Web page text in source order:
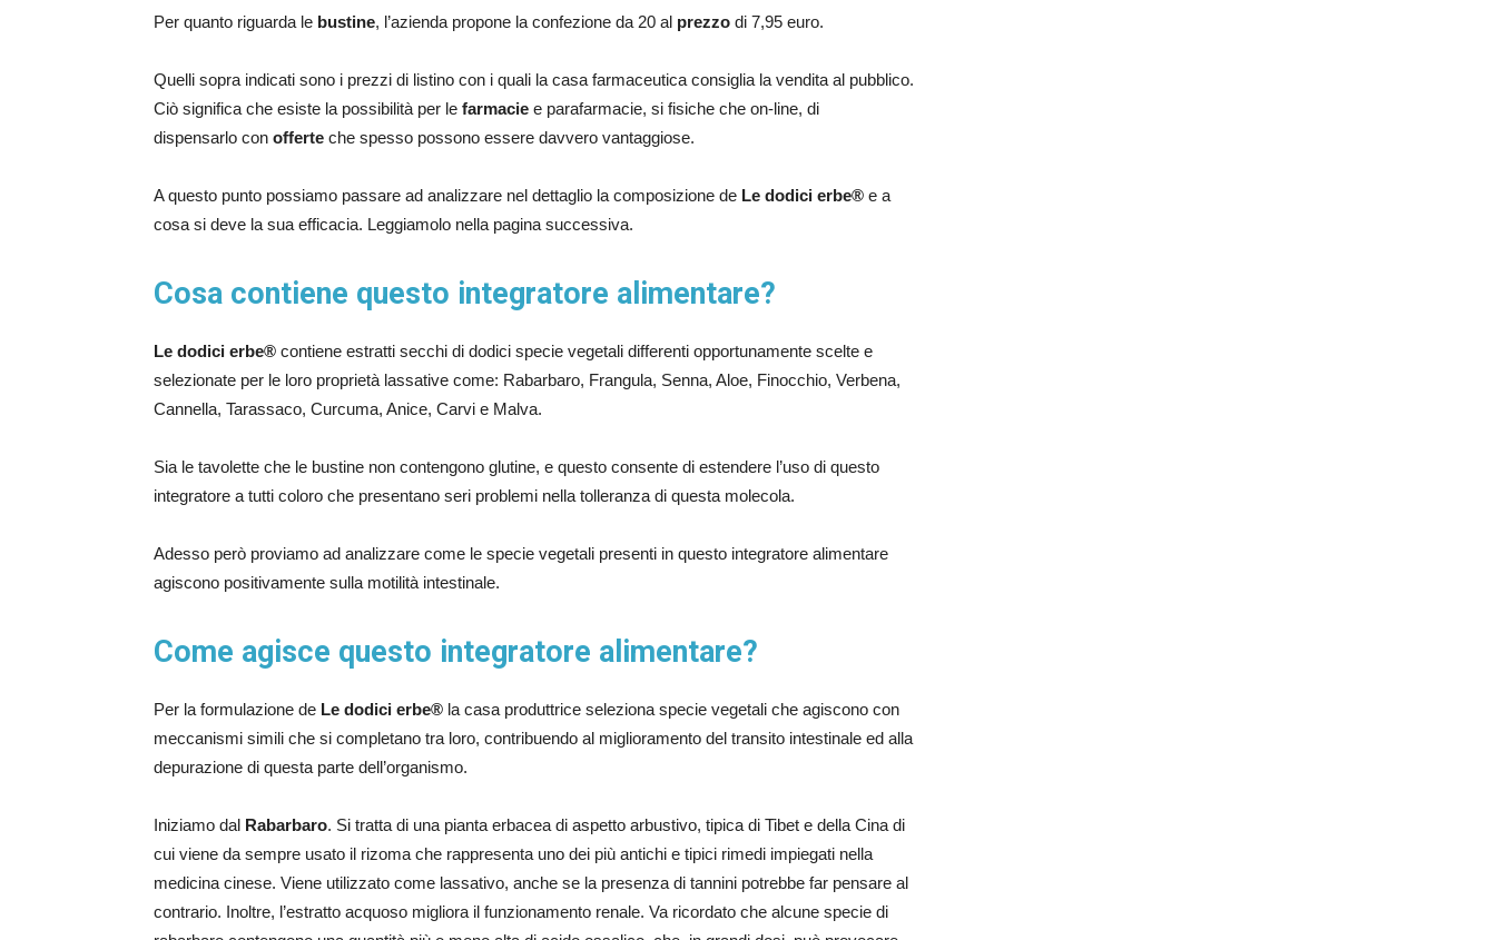
Per quanto riguarda le bustine, l’azienda propone la confezione da 20 al prezzo di 7,95 euro.
Quelli sopra indicati sono i prezzi di listino con i quali la casa farmaceutica consiglia la vendita al pubblico.
Ciò significa che esiste la possibilità per le farmacie e parafarmacie, si fisiche che on-line, di
dispensarlo con offerte che spesso possono essere davvero vantaggiose.
A questo punto possiamo passare ad analizzare nel dettaglio la composizione de Le dodici erbe® e a
cosa si deve la sua efficacia. Leggiamolo nella pagina successiva.
Cosa contiene questo integratore alimentare?
Le dodici erbe® contiene estratti secchi di dodici specie vegetali differenti opportunamente scelte e
selezionate per le loro proprietà lassative come: Rabarbaro, Frangula, Senna, Aloe, Finocchio, Verbena,
Cannella, Tarassaco, Curcuma, Anice, Carvi e Malva.
Sia le tavolette che le bustine non contengono glutine, e questo consente di estendere l’uso di questo
integratore a tutti coloro che presentano seri problemi nella tolleranza di questa molecola.
Adesso però proviamo ad analizzare come le specie vegetali presenti in questo integratore alimentare
agiscono positivamente sulla motilità intestinale.
Come agisce questo integratore alimentare?
Per la formulazione de Le dodici erbe® la casa produttrice seleziona specie vegetali che agiscono con
meccanismi simili che si completano tra loro, contribuendo al miglioramento del transito intestinale ed alla
depurazione di questa parte dell’organismo.
Iniziamo dal Rabarbaro. Si tratta di una pianta erbacea di aspetto arbustivo, tipica di Tibet e della Cina di
cui viene da sempre usato il rizoma che rappresenta uno dei più antichi e tipici rimedi impiegati nella
medicina cinese. Viene utilizzato come lassativo, anche se la presenza di tannini potrebbe far pensare al
contrario. Inoltre, l’estratto acquoso migliora il funzionamento renale. Va ricordato che alcune specie di